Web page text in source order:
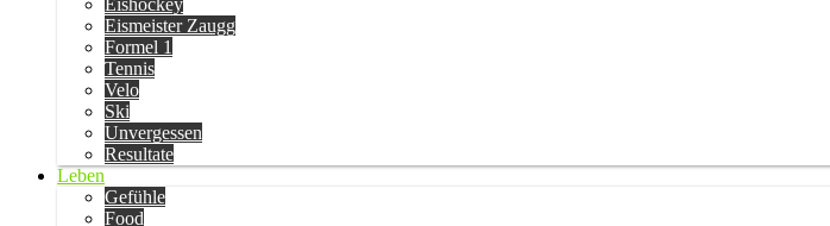
Eishockey
Eismeister Zaugg
Formel 1
Tennis
Velo
Ski
Unvergessen
Resultate
Leben
Gefühle
Food